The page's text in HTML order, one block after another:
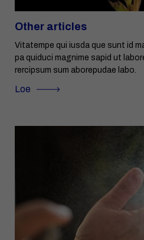
Other articles
Vitatempe qui iusda que sunt id
pa quiduci magnime sapid ut
rercipsum sum aborepudae labo.
Loe